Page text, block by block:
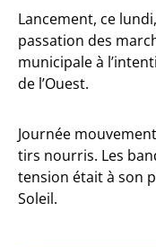
Lancement, ce
passation des
municipale à
de l’Ouest.
Journée
tirs nourris. Les
tension était à son
Soleil.